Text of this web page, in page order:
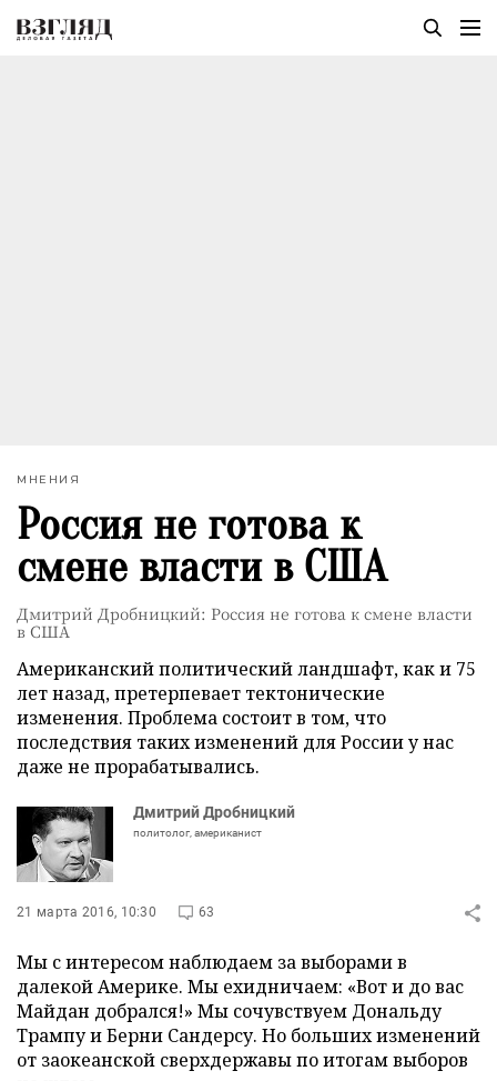
МНЕНИЯ
Россия не готова к
смене власти в США
Дмитрий Дробницкий: Россия не готова к смене власти
в США
Американский политический ландшафт, как и 75
лет назад, претерпевает тектонические
изменения. Проблема состоит в том, что
последствия таких изменений для России у нас
даже не прорабатывались.
Дмитрий Дробницкий
политолог, американист
21 марта 2016, 10:30 63
Мы с интересом наблюдаем за выборами в
далекой Америке. Мы ехидничаем: «Вот и до вас
Майдан добрался!» Мы сочувствуем Дональду
Трампу и Берни Сандерсу. Но больших изменений
от заокеанской сверхдержавы по итогам выборов